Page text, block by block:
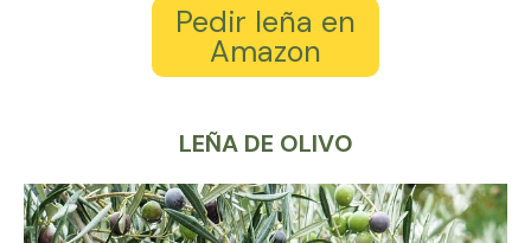
Pedir leña en
Amazon
LEÑA DE OLIVO